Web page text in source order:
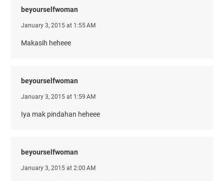
beyourselfwoman
January 3, 2015 at 1:55 AM
Makasih heheee
beyourselfwoman
January 3, 2015 at 1:59 AM
Iya mak pindahan heheee
beyourselfwoman
January 3, 2015 at 2:00 AM